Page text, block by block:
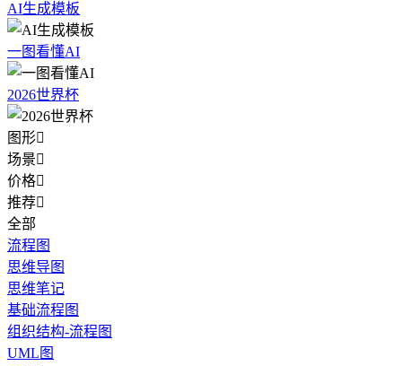
AI生成模板
一图看懂AI
2026世界杯
图形
场景
价格
推荐
全部
流程图
思维导图
思维笔记
基础流程图
组织结构-流程图
UML图